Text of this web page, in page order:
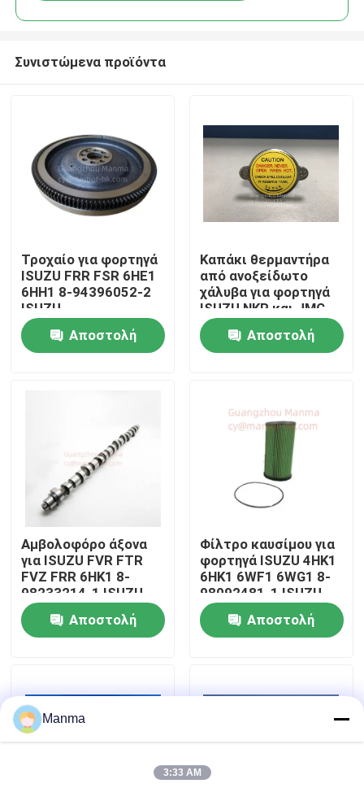
Σπίτι
Γύρος εργοστασίων
Ποιοτικός έλεγχος
Μας ελάτε σε επαφή με
Ζητήστε ένα απόσπασμα
Μέρη φορτηγών ISUZU
Μέρη μηχανών Isuzu
Συνιστώμενα προϊόντα
Τροχαίο για φορτηγά
ISUZU FRR FSR 6HE1
6HH1 8-94396052-2
ISUZU
Αποστολή
Καπάκι θερμαντήρα
από ανοξείδωτο
χάλυβα για φορτηγά
ISUZU NKR και JMC
1030 - OEM 8-
94116916-1Αποστολή
Αμβολοφόρο άξονα
για ISUZU FVR FTR
FVZ FRR 6HK1 8-
98233214-1 ISUZU
Τροχαία εξαρτήματα
Αποστολή
Φίλτρο καυσίμου για
φορτηγά ISUZU 4HK1
6HK1 6WF1 6WG1 8-
98092481-1 ISUZU
Αποστολή
Manma
3:33 AM